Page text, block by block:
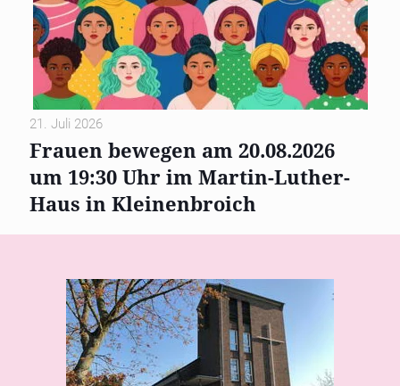
21. Juli 2026
Frauen bewegen am 20.08.2026
um 19:30 Uhr im Martin-Luther-
Haus in Kleinenbroich